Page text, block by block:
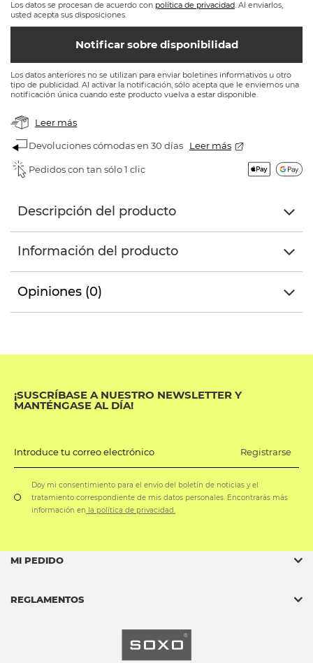
Los datos se procesan de acuerdo con política de privacidad. Al enviarlos,
usted acepta sus disposiciones.
Notificar sobre disponibilidad
Los datos anteriores no se utilizan para enviar boletines informativos u otro
tipo de publicidad. Al activar la notificación, sólo acepta que le enviemos una
notificación única cuando este producto vuelva a estar disponible.
Leer más
Devoluciones cómodas en 30 días Leer más
Pedidos con tan sólo 1 clic
Descripción del producto
Información del producto
Opiniones (0)
¡SUSCRÍBASE A NUESTRO NEWSLETTER Y
MANTÉNGASE AL DÍA!
Introduce tu correo electrónico Registrarse
Doy mi consentimiento para el envío del boletín de noticias y el
tratamiento correspondiente de mis datos personales. Encontrarás más
información en la política de privacidad.
MI PEDIDO
REGLAMENTOS